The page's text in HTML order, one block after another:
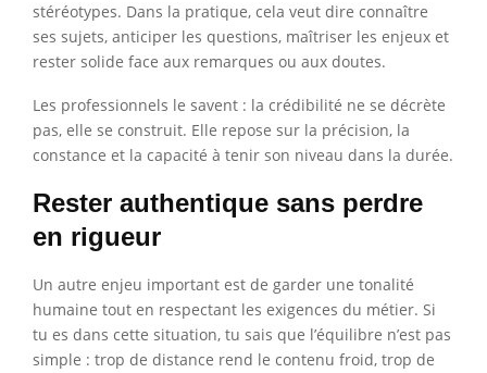
stéréotypes. Dans la pratique, cela veut dire connaître
ses sujets, anticiper les questions, maîtriser les enjeux et
rester solide face aux remarques ou aux doutes.
Les professionnels le savent : la crédibilité ne se décrète
pas, elle se construit. Elle repose sur la précision, la
constance et la capacité à tenir son niveau dans la durée.
Rester authentique sans perdre
en rigueur
Un autre enjeu important est de garder une tonalité
humaine tout en respectant les exigences du métier. Si
tu es dans cette situation, tu sais que l’équilibre n’est pas
simple : trop de distance rend le contenu froid, trop de